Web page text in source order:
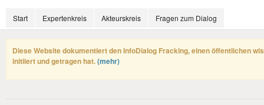
Start Expertenkreis Akteurskreis Fragen zum Dialog
Diese Website dokumentiert den InfoDialog Fracking, einen öffentlichen
initiiert und getragen hat.(mehr)